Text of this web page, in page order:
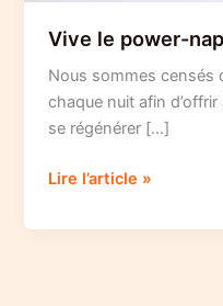
Vive le power-
Nous sommes censés
chaque nuit afin
se régénérer […]
Vive
power-
Lire l’article »